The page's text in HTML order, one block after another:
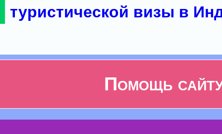
туристической визы в
Помощь